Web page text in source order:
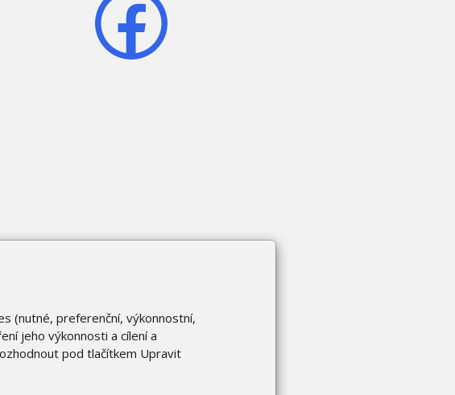
(nutné, preferenční, výkonnostní,
jeho výkonnosti a cílení a
pod tlačítkem Upravit